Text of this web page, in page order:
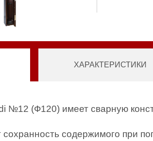
ХАРАКТЕРИСТИКИ
(Ф120) имеет сварную
содержимого при